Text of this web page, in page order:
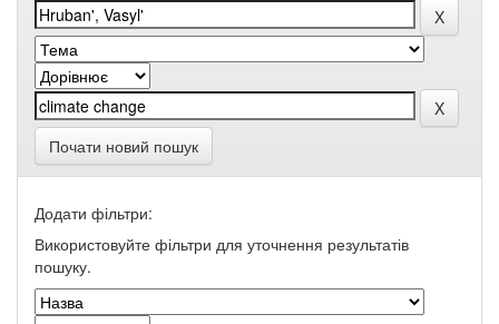
Почати новий пошук
Додати фільтри:
Використовуйте фільтри для уточнення результатів
пошуку.